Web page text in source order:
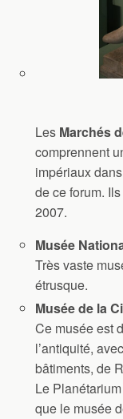
Les Marchés
comprennent
impériaux
de ce forum.
2007.
Musée
Très vaste
étrusque.
Musée de la
Ce musée est
l’antiquité,
bâtiments, de
Le
que le musée